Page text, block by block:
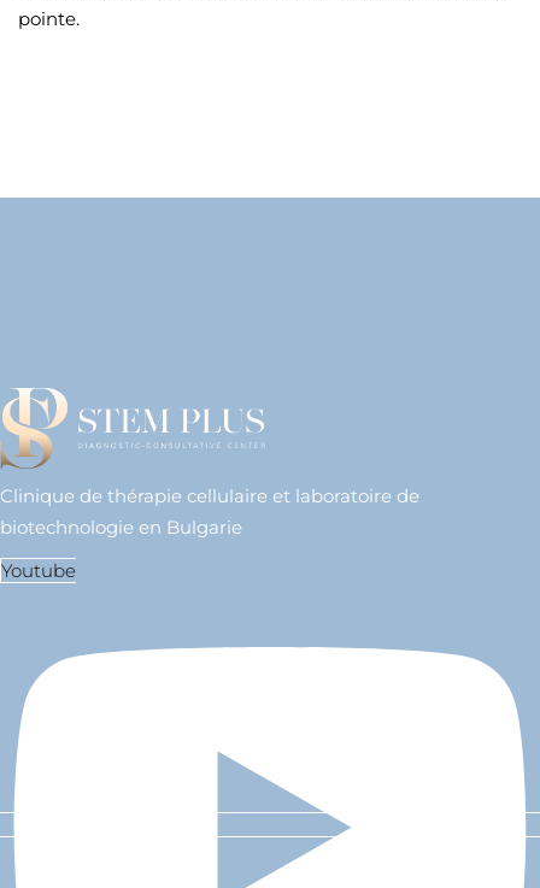
pointe.
Clinique de thérapie cellulaire et laboratoire de
biotechnologie en Bulgarie
Youtube